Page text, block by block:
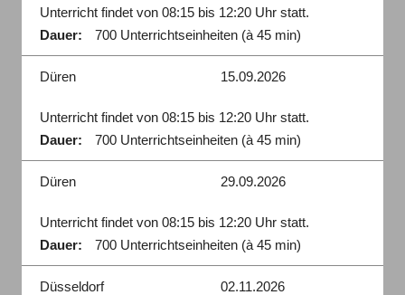
Unterricht findet von 08:15 bis 12:20 Uhr statt.
Dauer:
700 Unterrichtseinheiten (à 45 min)
Düren 15.09.2026
Unterricht findet von 08:15 bis 12:20 Uhr statt.
Dauer:
700 Unterrichtseinheiten (à 45 min)
Düren 29.09.2026
Unterricht findet von 08:15 bis 12:20 Uhr statt.
Dauer:
700 Unterrichtseinheiten (à 45 min)
Düsseldorf 02.11.2026